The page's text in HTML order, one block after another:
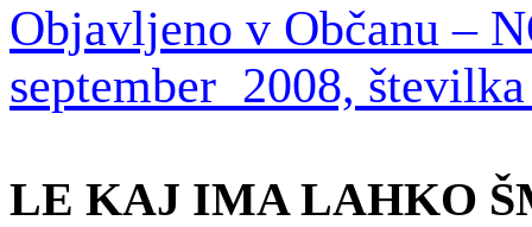
Objavljeno v Občanu –
september 2008,
LE KAJ IMA LAHKO